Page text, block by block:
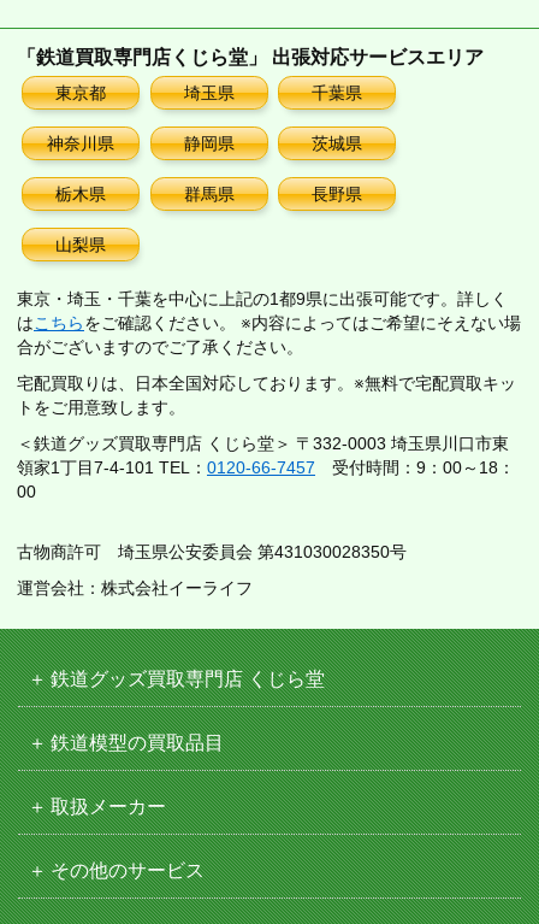
「鉄道買取専門店くじら堂」 出張対応サービスエリア
東京都 埼玉県 千葉県
神奈川県 静岡県 茨城県
栃木県 群馬県 長野県
山梨県
東京・埼玉・千葉を中心に上記の1都9県に出張可能です。詳しく
はこちらをご確認ください。 ※内容によってはご希望にそえない場
合がございますのでご了承ください。
宅配買取りは、日本全国対応しております。※無料で宅配買取キッ
トをご用意致します。
＜鉄道グッズ買取専門店 くじら堂＞ 〒332-0003 埼玉県川口市東
領家1丁目7-4-101 TEL： 0120-66-7457 受付時間：9：00～18：
00
古物商許可 埼玉県公安委員会 第431030028350号
運営会社：株式会社イーライフ
鉄道グッズ買取専門店 くじら堂
鉄道模型の買取品目
取扱メーカー
その他のサービス